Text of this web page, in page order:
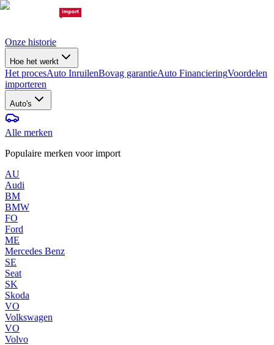
Onze historie
Hoe het werkt
Het procesAuto InruilenBovag garantieAuto FinancieringVoordelen
importeren
Auto's
Alle merken
Populaire merken voor import
AU
Audi
BM
BMW
FO
Ford
ME
Mercedes Benz
SE
Seat
SK
Skoda
VO
Volkswagen
VO
Volvo